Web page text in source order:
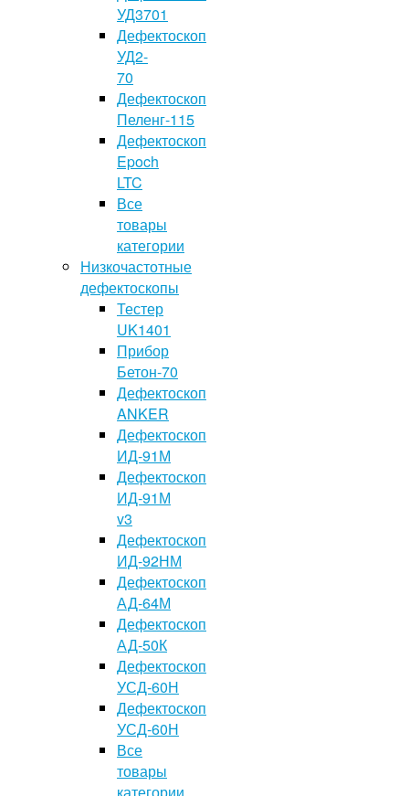
УД3701
Дефектоскоп
УД2-
70
Дефектоскоп
Пеленг-115
Дефектоскоп
Epoch
LTC
Все
товары
категории
Низкочастотные
дефектоскопы
Тестер
UK1401
Прибор
Бетон-70
Дефектоскоп
ANKER
Дефектоскоп
ИД-91М
Дефектоскоп
ИД-91М
v3
Дефектоскоп
ИД-92НМ
Дефектоскоп
АД-64М
Дефектоскоп
АД-50К
Дефектоскоп
УСД-60Н
Дефектоскоп
УСД-60Н
Все
товары